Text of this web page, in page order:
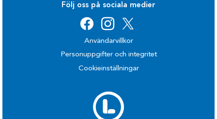
Följ oss på sociala medier
Användarvillkor
Personuppgifter och integritet
Cookieinställningar